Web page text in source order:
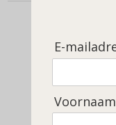
Wilt u
E-